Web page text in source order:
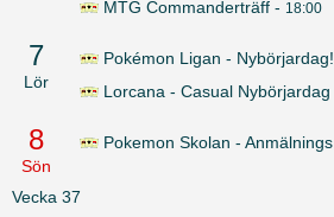
MTG Commanderträff - 18:00
7
Lör
Pokémon Ligan - Nybörjardag!
Lorcana - Casual Nybörjardag
8
Sön
Vecka 37